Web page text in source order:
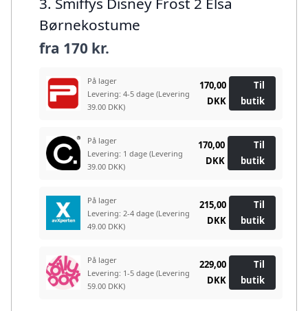
Børnekostume
fra 170 kr.
På lager
Levering: 4-5 dage (Levering
39.00 DKK)
170,00
DKK
Til
butik
På lager
Levering: 1 dage (Levering
39.00 DKK)
170,00
DKK
Til
butik
På lager
Levering: 2-4 dage (Levering
49.00 DKK)
215,00
DKK
Til
butik
På lager
Levering: 1-5 dage (Levering
59.00 DKK)
229,00
DKK
Til
butik